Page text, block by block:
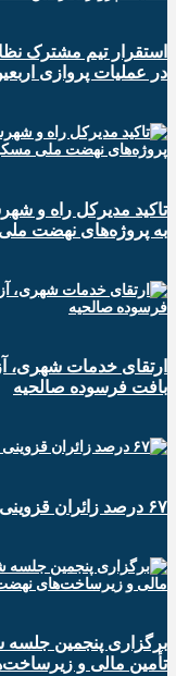
استقرار تیم مشترک
در عملیات پروازی اربعین
تاکید مدیرکل راه و
به پروژه‌های نهضت
ارتقای خدمات شهری،
بافت فرسوده صالحیه
۶۷ درصد زائران قزوینی از مرز مهران به استان بازگشتند
برگزاری پنجمین
تأمین مالی و